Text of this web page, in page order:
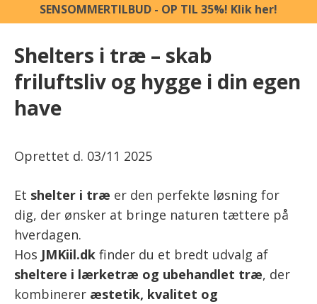
SENSOMMERTILBUD - OP TIL 35%! Klik her!
Shelters i træ – skab
friluftsliv og hygge i din egen
have
Oprettet d. 03/11 2025
Et shelter i træ er den perfekte løsning for
dig, der ønsker at bringe naturen tættere på
hverdagen.
Hos JMKiil.dk finder du et bredt udvalg af
sheltere i lærketræ og ubehandlet træ, der
kombinerer æstetik, kvalitet og